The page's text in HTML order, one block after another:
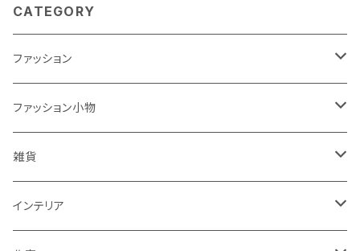
CATEGORY
ファッション
ワンピース
トップス
パンツ
ファッション小物
バッグ
ポーチ
雑貨
バスケット
インテリア